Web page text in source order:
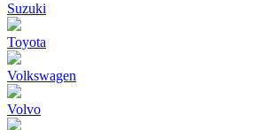
Suzuki
Toyota
Volkswagen
Volvo